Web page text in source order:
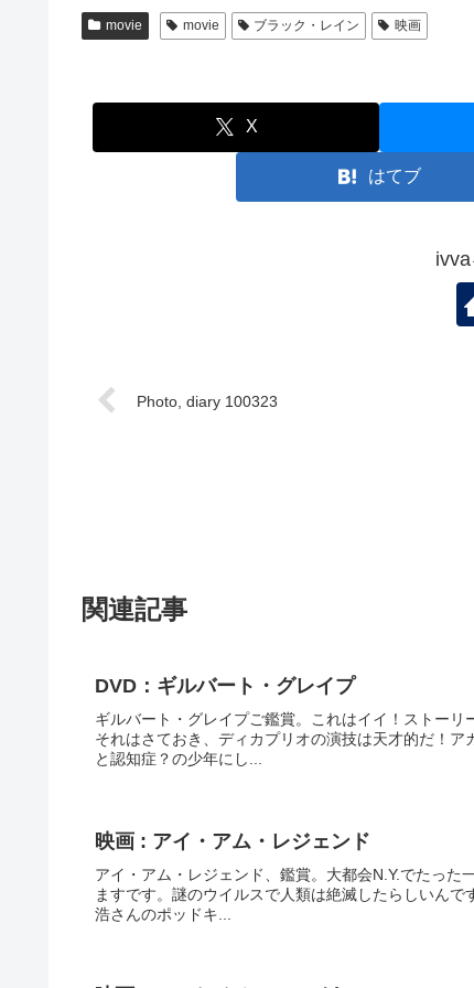
movie movie ブラック・レイン 映画
X
はてブ
Photo, diary 100323
関連記事
DVD：ギルバート・グレイプ
ギルバート・グレイプご鑑賞。これはイイ！ストーリ
それはさておき、ディカプリオの演技は天才的だ！
と認知症？の少年にし...
映画 : アイ・アム・レジェンド
アイ・アム・レジェンド、鑑賞。大都会N.Y.でたっ
ますです。謎のウイルスで人類は絶滅したらしいん
浩さんのポッドキ...